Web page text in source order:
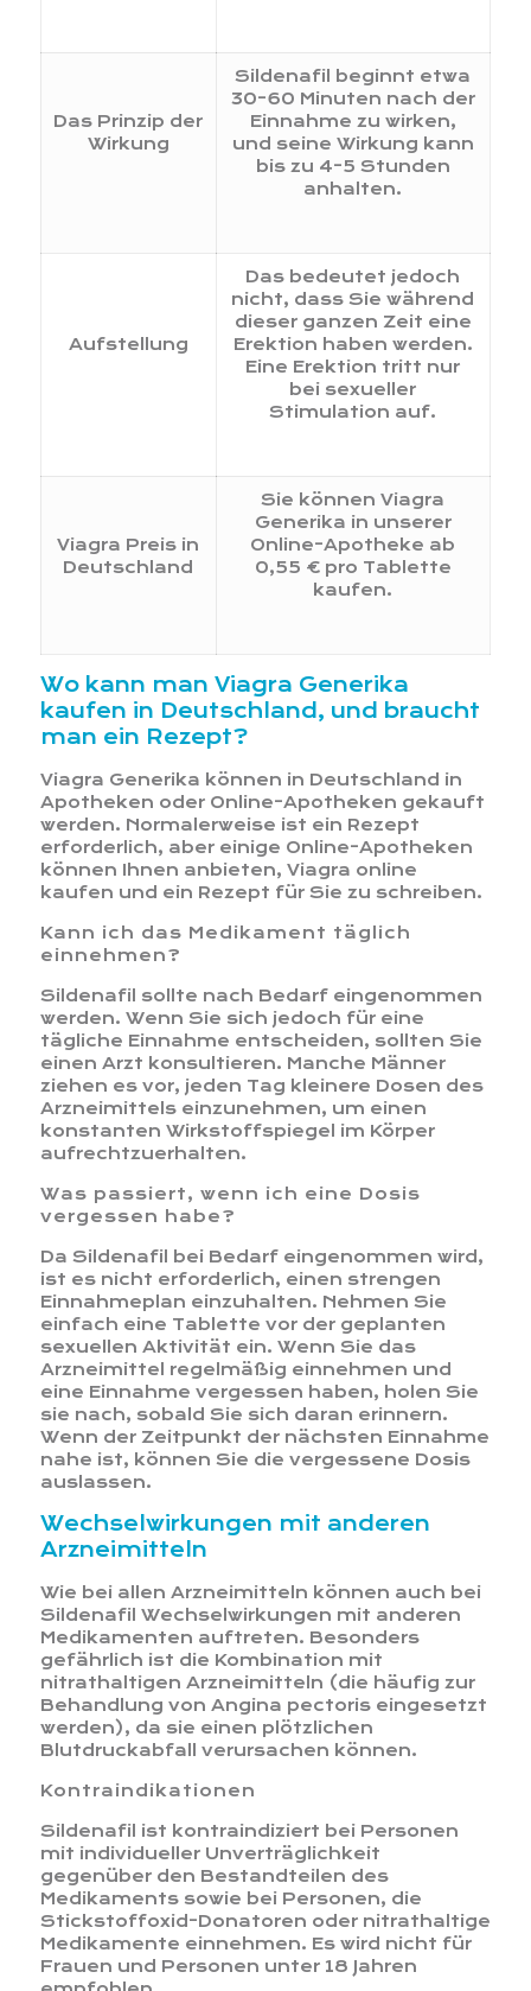
Das Prinzip der
Wirkung
Sildenafil beginnt etwa
30-60 Minuten nach der
Einnahme zu wirken,
und seine Wirkung kann
bis zu 4-5 Stunden
anhalten.
Aufstellung
Das bedeutet jedoch
nicht, dass Sie während
dieser ganzen Zeit eine
Erektion haben werden.
Eine Erektion tritt nur
bei sexueller
Stimulation auf.
Viagra Preis in
Deutschland
Sie können Viagra
Generika in unserer
Online-Apotheke ab
0,55 € pro Tablette
kaufen.
Wo kann man Viagra Generika
kaufen in Deutschland, und braucht
man ein Rezept?
Viagra Generika können in Deutschland in
Apotheken oder Online-Apotheken gekauft
werden. Normalerweise ist ein Rezept
erforderlich, aber einige Online-Apotheken
können Ihnen anbieten, Viagra online
kaufen und ein Rezept für Sie zu schreiben.
Kann ich das Medikament täglich
einnehmen?
Sildenafil sollte nach Bedarf eingenommen
werden. Wenn Sie sich jedoch für eine
tägliche Einnahme entscheiden, sollten Sie
einen Arzt konsultieren. Manche Männer
ziehen es vor, jeden Tag kleinere Dosen des
Arzneimittels einzunehmen, um einen
konstanten Wirkstoffspiegel im Körper
aufrechtzuerhalten.
Was passiert, wenn ich eine Dosis
vergessen habe?
Da Sildenafil bei Bedarf eingenommen wird,
ist es nicht erforderlich, einen strengen
Einnahmeplan einzuhalten. Nehmen Sie
einfach eine Tablette vor der geplanten
sexuellen Aktivität ein. Wenn Sie das
Arzneimittel regelmäßig einnehmen und
eine Einnahme vergessen haben, holen Sie
sie nach, sobald Sie sich daran erinnern.
Wenn der Zeitpunkt der nächsten Einnahme
nahe ist, können Sie die vergessene Dosis
auslassen.
Wechselwirkungen mit anderen
Arzneimitteln
Wie bei allen Arzneimitteln können auch bei
Sildenafil Wechselwirkungen mit anderen
Medikamenten auftreten. Besonders
gefährlich ist die Kombination mit
nitrathaltigen Arzneimitteln (die häufig zur
Behandlung von Angina pectoris eingesetzt
werden), da sie einen plötzlichen
Blutdruckabfall verursachen können.
Kontraindikationen
Sildenafil ist kontraindiziert bei Personen
mit individueller Unverträglichkeit
gegenüber den Bestandteilen des
Medikaments sowie bei Personen, die
Stickstoffoxid-Donatoren oder nitrathaltige
Medikamente einnehmen. Es wird nicht für
Frauen und Personen unter 18 Jahren